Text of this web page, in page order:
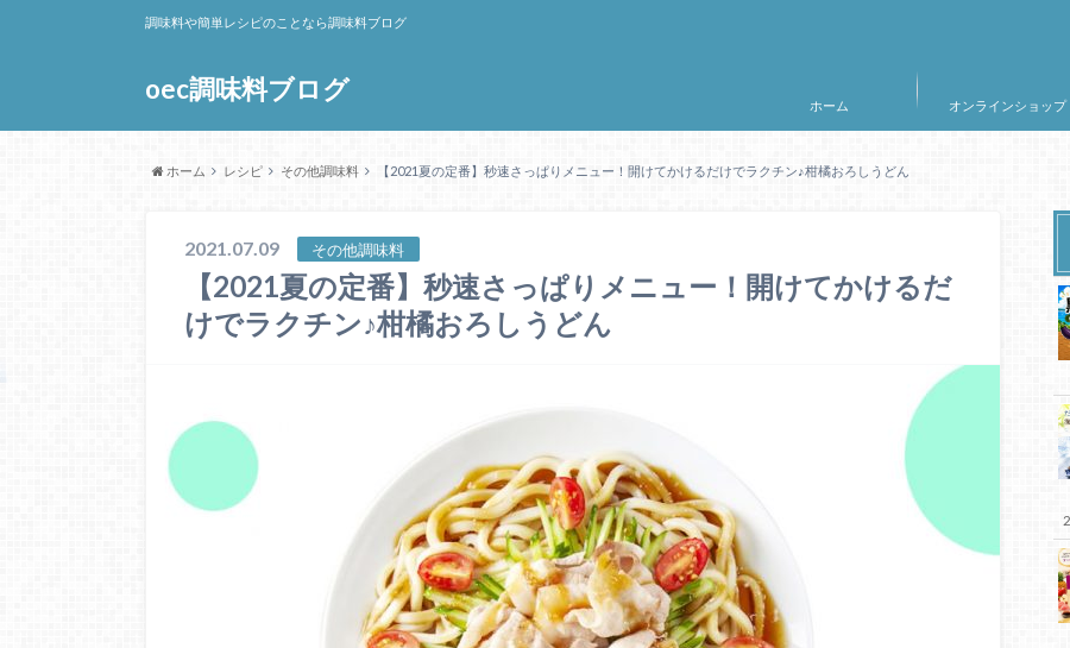
oec調味料ブログ
調味料や簡単レシピのことなら調味料ブログ
ホーム オンラインショップ
ホーム レシピ その他調味料 【2021夏の定番】秒速さっぱりメニュー！開けてかけるだけでラクチン♪柑橘おろしうどん
2021.07.09 その他調味料
【2021夏の定番】秒速さっぱりメニュー！開けてかけるだ
けでラクチン♪柑橘おろしうどん